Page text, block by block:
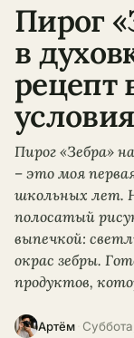
Пирог
в
рецепт
Пирог «Зебра»
– это моя
школьных лет.
полосатый
выпечкой:
окрас зебры.
продуктов,
Артём